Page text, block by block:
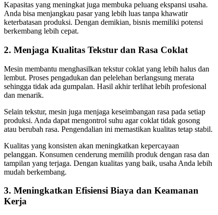
Kapasitas yang meningkat juga membuka peluang ekspansi usaha.
Anda bisa menjangkau pasar yang lebih luas tanpa khawatir
keterbatasan produksi. Dengan demikian, bisnis memiliki potensi
berkembang lebih cepat.
2. Menjaga Kualitas Tekstur dan Rasa Coklat
Mesin membantu menghasilkan tekstur coklat yang lebih halus dan
lembut. Proses pengadukan dan pelelehan berlangsung merata
sehingga tidak ada gumpalan. Hasil akhir terlihat lebih profesional
dan menarik.
Selain tekstur, mesin juga menjaga keseimbangan rasa pada setiap
produksi. Anda dapat mengontrol suhu agar coklat tidak gosong
atau berubah rasa. Pengendalian ini memastikan kualitas tetap stabil.
Kualitas yang konsisten akan meningkatkan kepercayaan
pelanggan. Konsumen cenderung memilih produk dengan rasa dan
tampilan yang terjaga. Dengan kualitas yang baik, usaha Anda lebih
mudah berkembang.
3. Meningkatkan Efisiensi Biaya dan Keamanan
Kerja